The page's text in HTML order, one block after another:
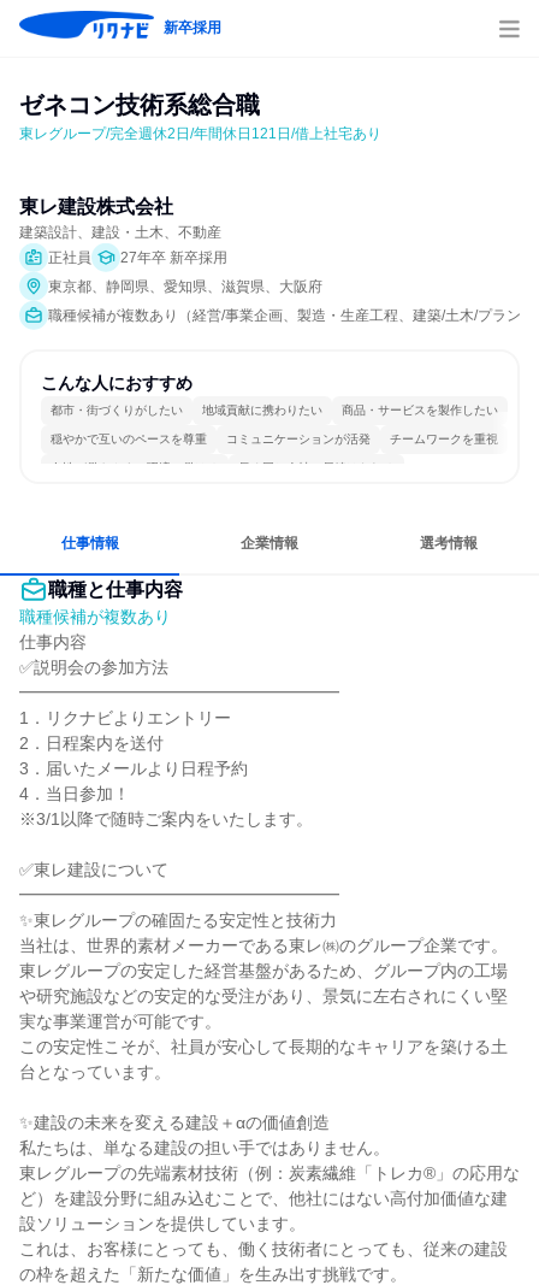
新卒採用
ゼネコン技術系総合職
東レグループ/完全週休2日/年間休日121日/借上社宅あり
東レ建設株式会社
建築設計、建設・土木、不動産
正社員
27年卒 新卒採用
東京都、静岡県、愛知県、滋賀県、大阪府
職種候補が複数あり（経営/事業企画、製造・生産工程、建築/土木/プラン
こんな人におすすめ
都市・街づくりがしたい 地域貢献に携わりたい 商品・サービスを製作したい
穏やかで互いのペースを尊重 コミュニケーションが活発 チームワークを重視
女性が働きやすい環境で働ける 長く同じ会社に居続けられる
仕事情報 企業情報 選考情報
職種と仕事内容
職種候補が複数あり
仕事内容
✅説明会の参加方法
━━━━━━━━━━━━━━━━━━━
1．リクナビよりエントリー
2．日程案内を送付
3．届いたメールより日程予約
4．当日参加！
※3/1以降で随時ご案内をいたします。
✅東レ建設について
━━━━━━━━━━━━━━━━━━━
✨東レグループの確固たる安定性と技術力
当社は、世界的素材メーカーである東レ㈱のグループ企業です。
東レグループの安定した経営基盤があるため、グループ内の工場
や研究施設などの安定的な受注があり、景気に左右されにくい堅
実な事業運営が可能です。
この安定性こそが、社員が安心して長期的なキャリアを築ける土
台となっています。
✨建設の未来を変える建設＋αの価値創造
私たちは、単なる建設の担い手ではありません。
東レグループの先端素材技術（例：炭素繊維「トレカ®」の応用な
ど）を建設分野に組み込むことで、他社にはない高付加価値な建
設ソリューションを提供しています。
これは、お客様にとっても、働く技術者にとっても、従来の建設
の枠を超えた「新たな価値」を生み出す挑戦です。